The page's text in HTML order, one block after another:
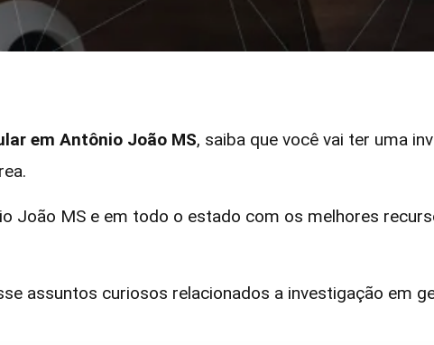
em Antônio João MS, saiba que você vai ter uma
João MS e em todo o estado com os melhores
assuntos curiosos relacionados a investigação em